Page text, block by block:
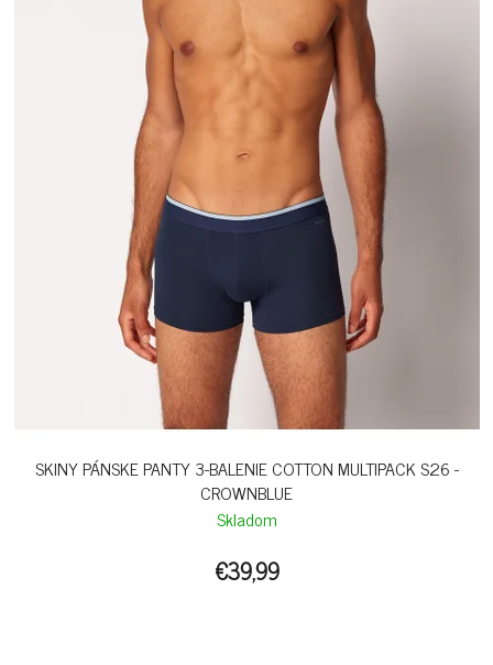
SKINY PÁNSKE PANTY 3-BALENIE COTTON MULTIPACK S26 -
CROWNBLUE
Skladom
€39,99